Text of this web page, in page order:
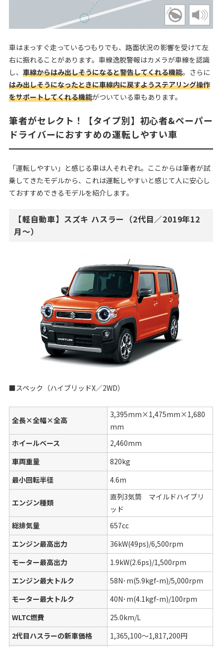
車はまっすぐ走っているつもりでも、路面状況の影響を受けて左
右に振れることがあります。車線逸脱警報はカメラが車線を認識
し、 車線からはみ出しそうになると警告してくれる機能。さらに
はみ出しそうになったときに車線内に戻すようステアリング操作
をサポートしてくれる機能がついている車もあります。
筆者がセレクト！【タイプ別】初心者&ペーパー
ドライバーにおすすめの運転しやすい車
「運転しやすい」と感じる車は人それぞれ。ここからは筆者が試
乗してきたモデルから、これは運転しやすいと感じて人に安心し
ておすすめできるモデルを紹介します。
【軽自動車】スズキ ハスラー（2代目／2019年12
月〜）
■スペック（ハイブリッドX／2WD）
全長×全幅×全高
3,395mm×1,475mm×1,680
mm
ホイールベース
2,460mm
車両重量
820kg
最小回転半径
4.6m
エンジン種類
直列3気筒 マイルドハイブリ
ッド
総排気量
657cc
エンジン最高出力
36kW(49ps)/6,500rpm
モーター最高出力
1.9kW(2.6ps)/1,500rpm
エンジン最大トルク
58N･m(5.9kgf-m)/5,000rpm
モーター最大トルク
40N･m(4.1kgf-m)/100rpm
WLTC燃費
25.0km/L
2代目ハスラーの新車価格
1,365,100〜1,817,200円